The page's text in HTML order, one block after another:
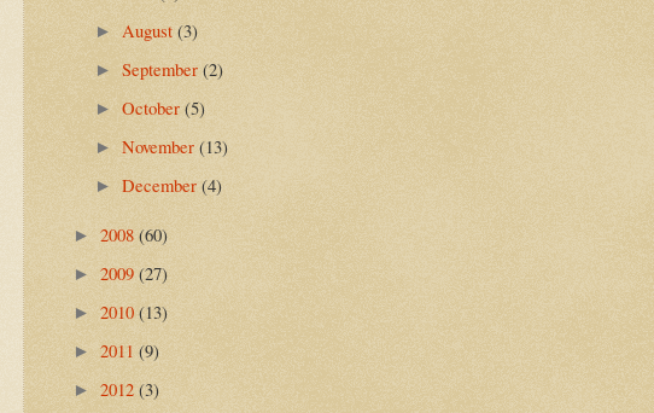
► August (3)
► September (2)
► October (5)
► November (13)
► December (4)
► 2008 (60)
► 2009 (27)
► 2010 (13)
► 2011 (9)
► 2012 (3)